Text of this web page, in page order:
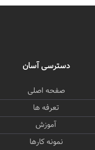
دسترسی آسان
صفحه اصلی
تعرفه ها
آموزش
نمونه کارها